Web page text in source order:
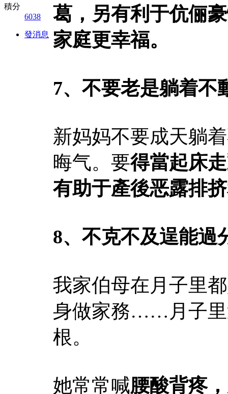
積分
6038
發消息
葛，另有利于伉俪
家庭更幸福。
7、不要老是躺着不
新妈妈不要成天躺
晦气。要得當起床
有助于產後恶露排
8、不克不及逞能過
我家伯母在月子里
身做家務……月子里
根。
她常常喊腰酸背疼